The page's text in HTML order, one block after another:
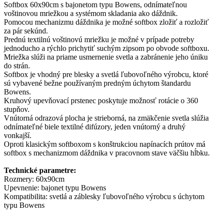
Softbox 60x90cm s bajonetom typu Bowens, odnímateľnou
voštinovou mriežkou a systémom skladania ako dáždnik.
Pomocou mechanizmu dáždnika je možné softbox zložiť a rozložiť
za pár sekúnd.
Prednú textilnú voštinovú mriežku je možné v prípade potreby
jednoducho a rýchlo prichytiť suchým zipsom po obvode softboxu.
Mriežka slúži na priame usmernenie svetla a zabránenie jeho úniku
do strán.
Softbox je vhodný pre blesky a svetlá ľubovoľného výrobcu, ktoré
sú vybavené bežne používaným predným úchytom štandardu
Bowens.
Kruhový upevňovací prstenec poskytuje možnosť rotácie o 360
stupňov.
Vnútorná odrazová plocha je strieborná, na zmäkčenie svetla slúžia
odnímateľné biele textilné difúzory, jeden vnútorný a druhý
vonkajší.
Oproti klasickým softboxom s konštrukciou napínacích prútov má
softbox s mechanizmom dáždnika v pracovnom stave väčšiu hĺbku.
Technické parametre:
Rozmery: 60x90cm
Upevnenie: bajonet typu Bowens
Kompatibilita: svetlá a záblesky ľubovoľného výrobcu s úchytom
typu Bowens